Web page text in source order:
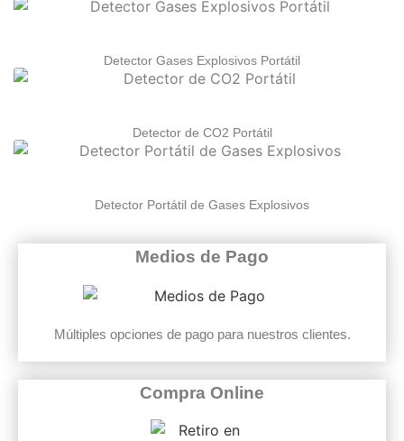
Detector Gases Explosivos Portátil
Detector de CO2 Portátil
Detector Portátil de Gases Explosivos
Medios de Pago
Múltiples opciones de pago para nuestros clientes.
Compra Online